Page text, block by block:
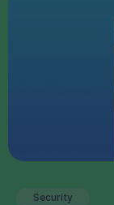
Security